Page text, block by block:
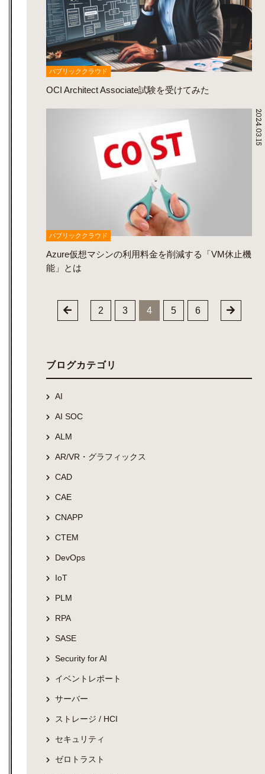
パブリッククラウド
OCI Architect Associate試験を受けてみた
2024.03.15
パブリッククラウド
Azure仮想マシンの利用料金を削減する「VM休止機
能」とは
2 3 4 5 6
ブログカテゴリ
AI
AI SOC
ALM
AR/VR・グラフィックス
CAD
CAE
CNAPP
CTEM
DevOps
IoT
PLM
RPA
SASE
Security for AI
イベントレポート
サーバー
ストレージ / HCI
セキュリティ
ゼロトラスト